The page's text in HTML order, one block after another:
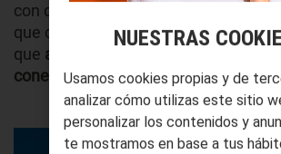
con dispositivos como los sensores
que controlan la luz y la ahorran, o
que alimentan el sistema sin
conectados a la corriente.
NUESTRAS
Usamos cookies propias y de
analizar cómo utilizas este sitio
personalizar los contenidos y
te mostramos en base a tus